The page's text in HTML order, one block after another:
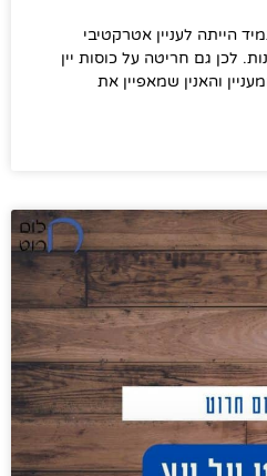
הייתה לעניין אטרקטיבי
לכן גם חריטה על כוסות יין
והאנין שמאפיין את